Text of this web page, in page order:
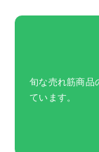
旬な売れ筋商品
ています。